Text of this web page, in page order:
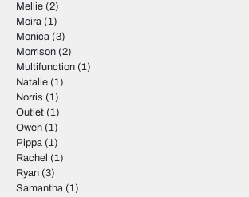
Mellie (2)
Moira (1)
Monica (3)
Morrison (2)
Multifunction (1)
Natalie (1)
Norris (1)
Outlet (1)
Owen (1)
Pippa (1)
Rachel (1)
Ryan (3)
Samantha (1)